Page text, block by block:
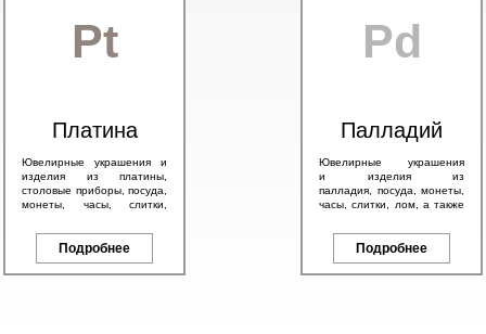
Pt
Платина
Ювелирные украшения и
изделия из платины,
столовые приборы, посуда,
монеты, часы, слитки,
также другие платиновые
изделия.Подробнее
Pd
Палладий
Ювелирные украшения
и изделия из
палладия, посуда, монеты,
часы, слитки, лом, а также
содержанием палладия.
Подробнее